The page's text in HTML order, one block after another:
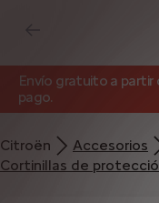
Envío gratuito a partir
pago.
Citroën Accesorios
Cortinillas de